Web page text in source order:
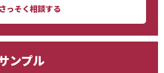
さっそく相談する
ンプル